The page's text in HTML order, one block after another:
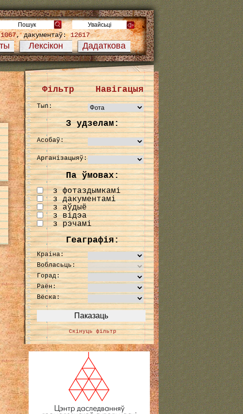
Лексікон Дадаткова
1067, дакументаў:12617
Фільтр Навігацыя
Тып:
З удзелам:
Асобаў:
Арганізацыяў:
Па ўмовах:
з фотаздымкамі
з дакументамі
з аўдыё
з відэа
з рэчамі
Геаграфія:
Краіна:
Вобласьць:
Горад:
Раён:
Вёска:
Скінуць фільтр